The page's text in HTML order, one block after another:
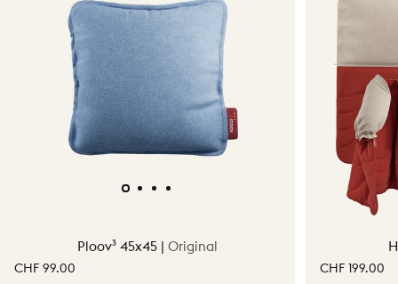
Ploov³ 45x45 | Original
CHF 99.00 CHF 199.00